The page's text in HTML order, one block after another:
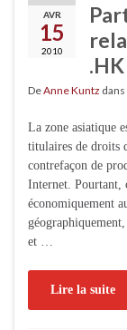
AVR
15
2010
DeAnne Kuntz
La zone asiatique
titulaires de droits
contrefaçon de
Internet. Pourtant,
économiquement
et …
Lire la suite